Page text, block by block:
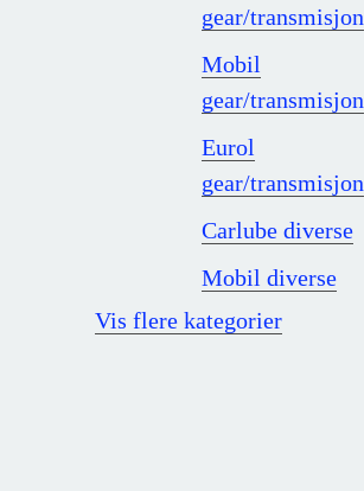
gear/transmisjon
Mobil
gear/transmisjon
Eurol
gear/transmisjon
Carlube diverse
Mobil diverse
Vis flere kategorier